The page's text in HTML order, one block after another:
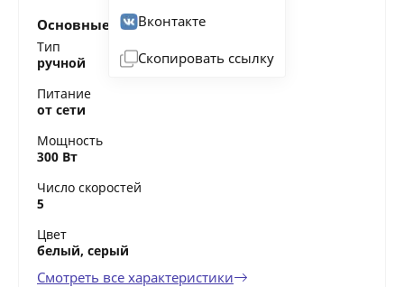
Вконтакте
Скопировать ссылку
Основные характеристики
Тип
ручной
Питание
от сети
Мощность
300 Вт
Число скоростей
5
Цвет
белый, серый
Смотреть все характеристики